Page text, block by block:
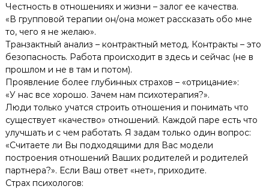
Честность в отношениях и жизни – залог ее качества.
«В групповой терапии он/она может рассказать обо мне
то, чего я не желаю».
Транзактный анализ – контрактный метод. Контракты – это
безопасность. Работа происходит в здесь и сейчас (не в
прошлом и не в там и потом).
Проявление более глубинных страхов – «отрицание»:
«У нас все хорошо. Зачем нам психотерапия?».
Люди только учатся строить отношения и понимать что
существует «качество» отношений. Каждой паре есть что
улучшать и с чем работать. Я задам только один вопрос:
«Считаете ли Вы подходящими для Вас модели
построения отношений Ваших родителей и родителей
партнера?». Если Ваш ответ «нет», приходите.
Страх психологов: